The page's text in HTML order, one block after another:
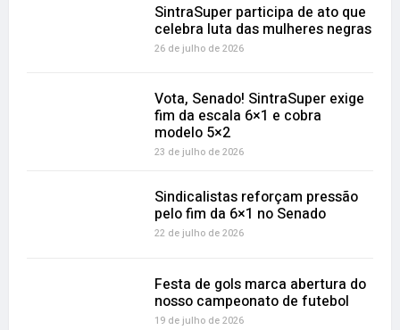
SintraSuper participa de ato que
celebra luta das mulheres negras
26 de julho de 2026
Vota, Senado! SintraSuper exige
fim da escala 6×1 e cobra
modelo 5×2
23 de julho de 2026
Sindicalistas reforçam pressão
pelo fim da 6×1 no Senado
22 de julho de 2026
Festa de gols marca abertura do
nosso campeonato de futebol
19 de julho de 2026